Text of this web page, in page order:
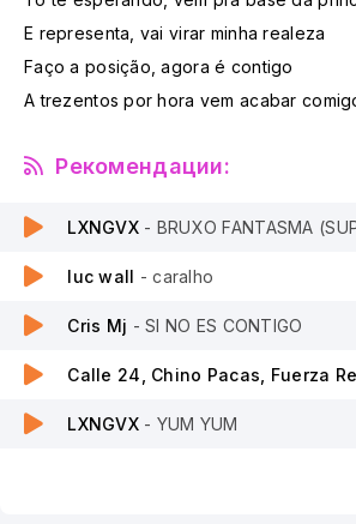
E representa, vai virar minha realeza
Faço a posição, agora é contigo
A trezentos por hora vem acabar
Рекомендации:
LXNGVX - BRUXO FANTASMA
luc wall - caralho
Cris Mj - SI NO ES CONTIGO
Calle 24, Chino Pacas, Fuerza
LXNGVX - YUM YUM